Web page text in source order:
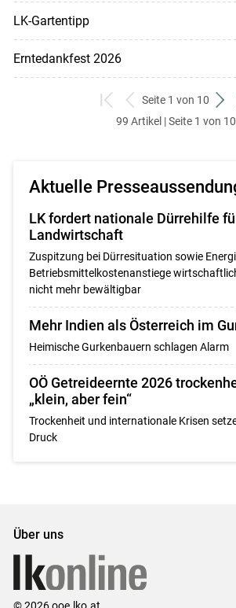
LK-Gartentipp
Erntedankfest 2026
zum
ersten
zurück
zum
Seite 1 von 10
zum
99 Artikel | Seite 1 von 10
Aktuelle
LK fordert nationale Dürrehilfe
Landwirtschaft
Zuspitzung bei Dürresituation sowie
Betriebsmittelkostenanstiege
nicht mehr bewältigbar
Mehr Indien als Österreich im
Heimische Gurkenbauern schlagen Alarm
OÖ Getreideernte 2026
„klein, aber fein“
Trockenheit und internationale Krisen
Druck
Über uns
© 2026 ooe.lko.at